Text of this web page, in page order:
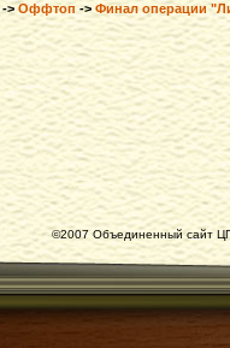
->Оффтоп -> Финал операции
©2007 Объединенный сайт